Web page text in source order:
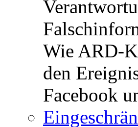
Wie ARD-
den
Facebook